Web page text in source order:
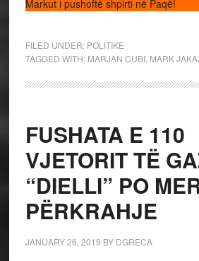
Markut i pushoftë shpirti në Paqë!
FILED UNDER: POLITIKE
TAGGED WITH: MARJAN CUBI, MARK
FUSHATA E 110
VJETORIT TË
“DIELLI” PO
PËRKRAHJE
JANUARY 26, 2019 BY DGRECA